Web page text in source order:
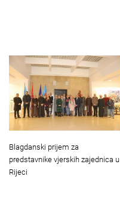
Blagdanski prijem za
predstavnike vjerskih zajednica u
Rijeci